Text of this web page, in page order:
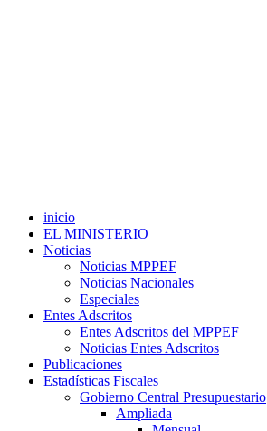
inicio
EL MINISTERIO
Noticias
Noticias MPPEF
Noticias Nacionales
Especiales
Entes Adscritos
Entes Adscritos del MPPEF
Noticias Entes Adscritos
Publicaciones
Estadísticas Fiscales
Gobierno Central Presupuestario
Ampliada